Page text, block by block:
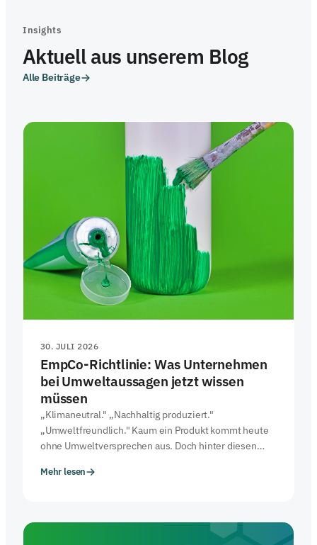
Insights
Aktuell aus unserem Blog
Alle Beiträge
30. JULI 2026
EmpCo-Richtlinie: Was Unternehmen
bei Umweltaussagen jetzt wissen
müssen
„Klimaneutral." „Nachhaltig produziert."
„Umweltfreundlich." Kaum ein Produkt kommt heute
ohne Umweltversprechen aus. Doch hinter diesen
vermuten – und das ist kein Einzelfall, sondern ein
Mehr lesen